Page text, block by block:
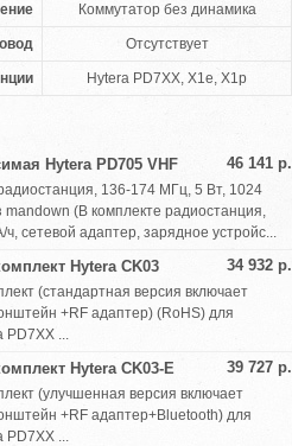
Коммутатор без динамика
Отсутствует
Hytera PD7XX, X1e, X1p
46 141 р.
Hytera PD705 VHF
136-174 МГц, 5 Вт, 1024
mandown (В комплекте радиостанция,
сетевой адаптер, зарядное устройс...
34 932 р.
Hytera CK03
(стандартная версия включает
+RF адаптер) (RoHS) для
PD7XX ...
39 727 р.
Hytera CK03-E
(улучшенная версия включает
+RF адаптер+Bluetooth) для
PD7XX ...